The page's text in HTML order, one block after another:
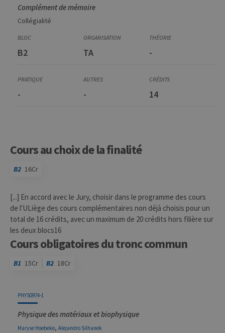
Complément de mémoire
Collégialité
B2 TA -
- - 14
Cours au choix de la finalité
B2 16Cr
[...] En accord avec le Jury, choisir dans le programme des cours
de l'ULiège des cours complémentaires non déjà choisis pour un
total de 16 crédits, avec un maximum de 20 crédits hors filière sur
les deux blocs16
Cours obligatoires du tronc commun
B1 15Cr B2 18Cr
PHYS0974-1
Physique des matériaux et biophysique
Maryse Hoebeke, Alejandro Silhanek